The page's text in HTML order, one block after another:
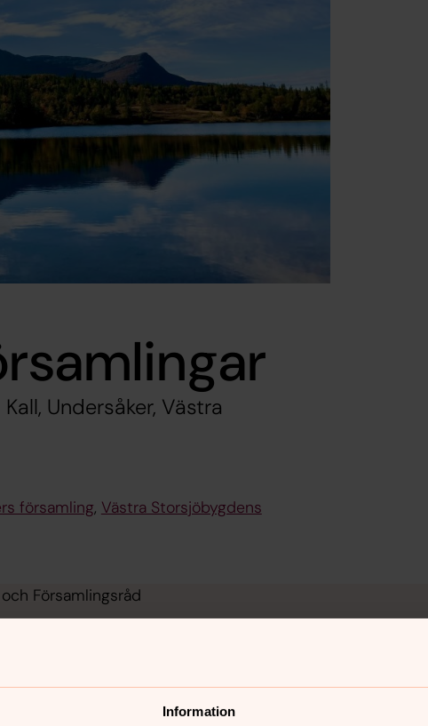
Information
Undersåker, Västra
församling, Västra Storsjöbygdens
Församlingsråd